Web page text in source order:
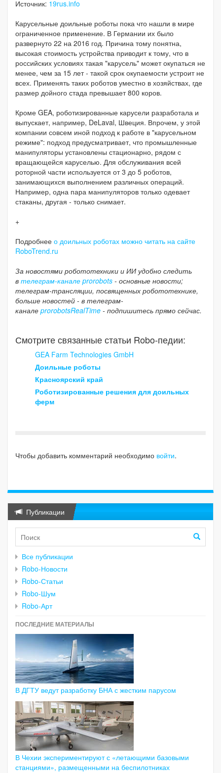
Источник: 19rus.info
Карусельные доильные роботы пока что нашли в мире
ограниченное применение. В Германии их было
развернуто 22 на 2016 год. Причина тому понятна,
высокая стоимость устройства приводит к тому, что в
российских условиях такая "карусель" может окупаться не
менее, чем за 15 лет - такой срок окупаемости устроит не
всех. Применять таких роботов уместно в хозяйствах, где
размер дойного стада превышает 800 коров.
Кроме GEA, роботизированные карусели разработала и
выпускает, например, DeLaval, Швеция. Впрочем, у этой
компании совсем иной подход к работе в "карусельном
режиме": подход предусматривает, что промышленные
манипуляторы установлены стационарно, рядом с
вращающейся каруселью. Для обслуживания всей
роторной части используется от 3 до 5 роботов,
занимающихся выполнением различных операций.
Например, одна пара манипуляторов только одевает
стаканы, другая - только снимает.
+
Подробнее о доильных роботах можно читать на сайте
RoboTrend.ru
За новостями робототехники и ИИ удобно следить
в телеграм-канале prorobots - основные новости;
телеграм-трансляции, посвященных робототехнике,
больше новостей - в телеграм-
канале prorobotsRealTime - подпишитесь прямо сейчас.
Смотрите связанные статьи Robo-педии:
GEA Farm Technologies GmbH
Доильные роботы
Красноярский край
Роботизированные решения для доильных
ферм
Чтобы добавить комментарий необходимо войти.
Публикации
Все публикации
Robo-Новости
Robo-Статьи
Robo-Шум
Robo-Арт
ПОСЛЕДНИЕ МАТЕРИАЛЫ
В ДГТУ ведут разработку БНА с жестким парусом
В Чехии экспериментируют с «летающими базовыми
станциями», размещенными на беспилотниках